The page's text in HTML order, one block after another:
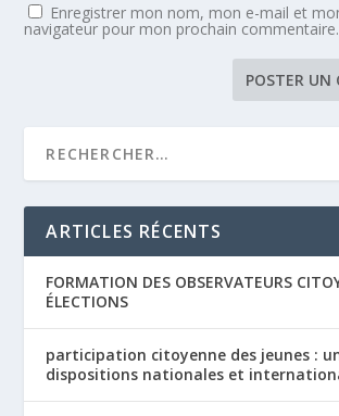
Enregistrer mon nom, mon e-mail et
navigateur pour mon prochain commentaire.
ARTICLES RÉCENTS
FORMATION DES OBSERVATEURS
ÉLECTIONS
participation citoyenne des jeunes :
dispositions nationales et